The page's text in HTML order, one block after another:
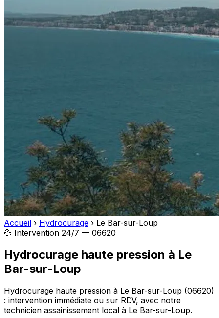
Accueil › Hydrocurage › Le Bar-sur-Loup
💦 Intervention 24/7 — 06620
Hydrocurage haute pression à Le
Bar-sur-Loup
Hydrocurage haute pression à Le Bar-sur-Loup (06620)
: intervention immédiate ou sur RDV, avec notre
technicien assainissement local à Le Bar-sur-Loup.